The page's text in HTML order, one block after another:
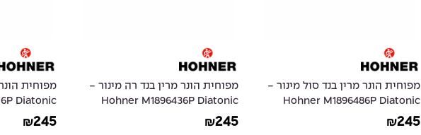
מפוחית הונר מרין בנד סול מינור -
Hohner M1896486P Diatonic
Harmonica Marine Band 1896 in
₪245
מפוחית הונר מרין בנד רה מינור -
Hohner M1896436P Diatonic
Harmonica Marine Band 1896 in
₪245
מפוחית
Diatonic
1896 in
₪245